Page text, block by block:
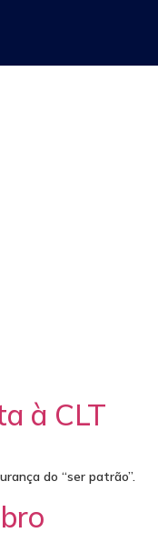
à CLT
do “ser patrão”.